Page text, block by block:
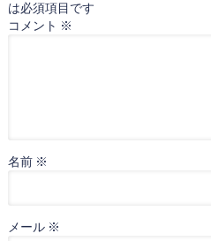
は必須項目です
コメント ※
名前 ※
メール ※